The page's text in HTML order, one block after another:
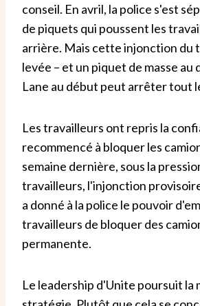
conseil. En avril, la police s'est
de piquets qui poussent les
arrière. Mais cette injonction du
levée – et un piquet de masse
Lane au début peut arrêter tout
Les travailleurs ont repris la
recommencé à bloquer les
semaine dernière, sous la
travailleurs, l'injonction
a donné à la police le pouvoir
travailleurs de bloquer des
permanente.
Le leadership d'Unite poursuit la